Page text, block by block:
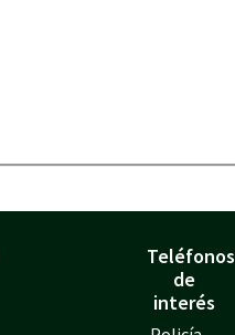
Teléfonos
de
interés